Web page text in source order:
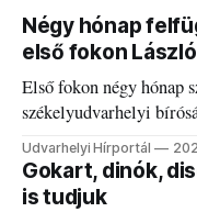
Négy hónap
első fokon
Első fokon négy hónap
székelyudvarhelyi
Udvarhelyi Hírportál
Gokart, dinók,
is tudjuk